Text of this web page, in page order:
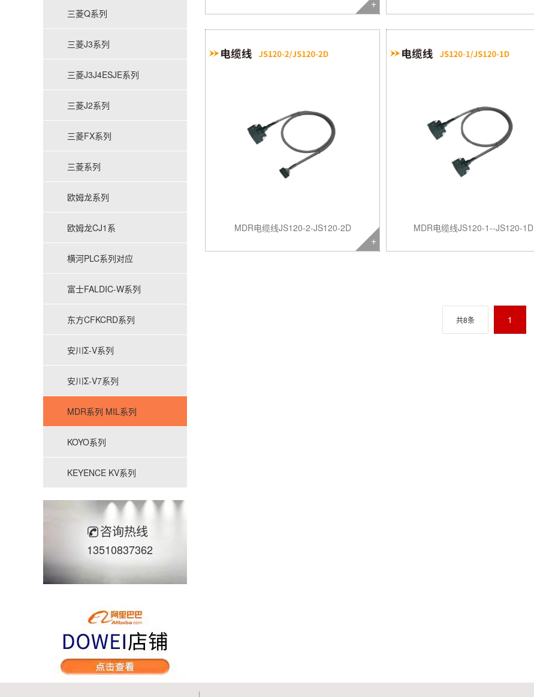
三菱Q系列
三菱J3系列
三菱J3J4ESJE系列
三菱J2系列
三菱FX系列
三菱系列
欧姆龙系列
欧姆龙CJ1系
横河PLC系列对应
富士FALDIC-W系列
东方CFKCRD系列
安川Σ-V系列
安川Σ-V7系列
MDR系列 MIL系列
KOYO系列
KEYENCE KV系列
咨询热线
13510837362
MDR电缆线JS120-2-JS120-2D MDR电缆线JS120-1--JS120-1D
共8条 1